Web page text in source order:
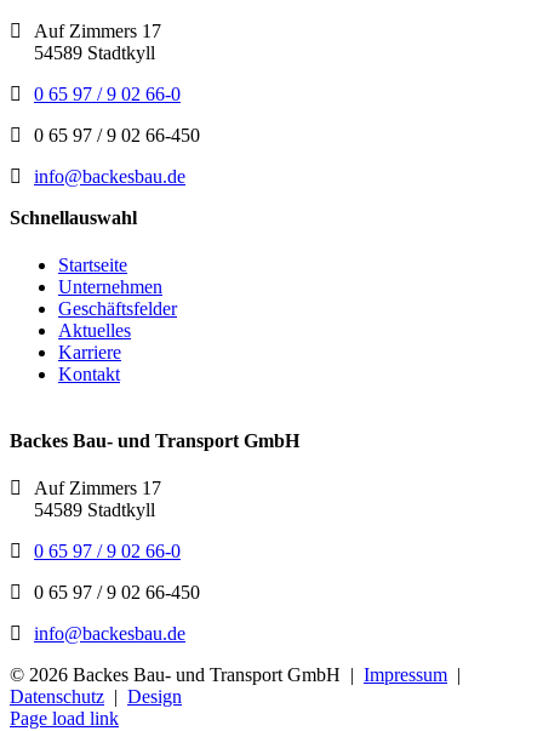
Auf Zimmers 17
54589 Stadtkyll
0 65 97 / 9 02 66-0
0 65 97 / 9 02 66-450
info@backesbau.de
Schnellauswahl
Startseite
Unternehmen
Geschäftsfelder
Aktuelles
Karriere
Kontakt
Backes Bau- und Transport GmbH
Auf Zimmers 17
54589 Stadtkyll
0 65 97 / 9 02 66-0
0 65 97 / 9 02 66-450
info@backesbau.de
© 2026 Backes Bau- und Transport GmbH | Impressum |
Datenschutz | Design
Page load link